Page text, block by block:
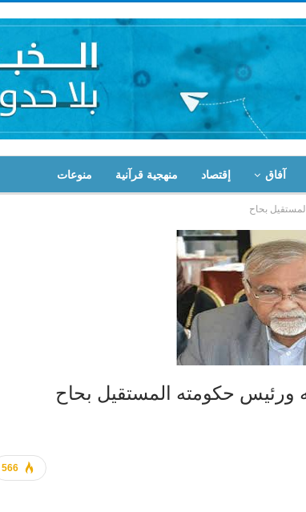
آفاق إقتصاد منهجية قرآنية منوعات
بحاح
ورئيس حكومته المستقيل بحاح
566